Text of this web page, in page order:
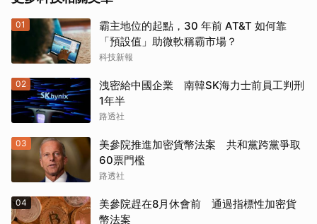
01
霸主地位的起點，30 年前 AT&T 如何靠
「預設值」助微軟稱霸市場？
科技新報
02
洩密給中國企業 南韓SK海力士前員工判刑
1年半
路透社
03
美參院推進加密貨幣法案 共和黨跨黨爭取
60票門檻
路透社
04
美參院趕在8月休會前 通過指標性加密貨
幣法案